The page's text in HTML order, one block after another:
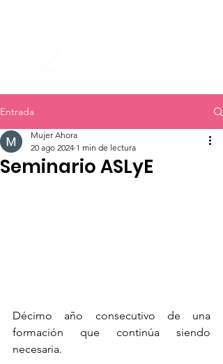
Entrada
Seminario ASLyE
Mujer Ahora
20 ago 2024 1 min de lectura
Décimo año consecutivo de una
formación que continúa siendo
necesaria.